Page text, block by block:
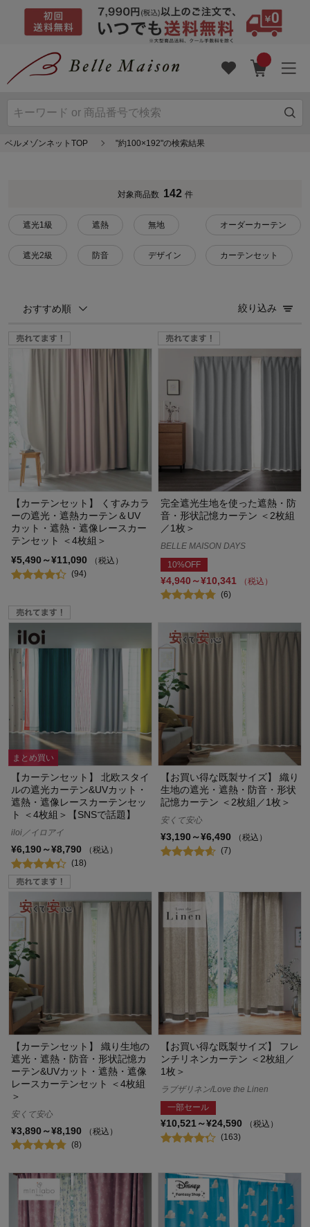
ベルメゾンネットTOP "約100×192"の検索結果
対象商品数 142 件
遮光1級
遮光2級
遮熱
防音
無地
デザイン
オーダーカーテン
カーテンセット
おすすめ順 絞り込み
【カーテンセット】 くすみカラ
ーの遮光・遮熱カーテン＆UV
カット・遮熱・遮像レースカー
テンセット ＜4枚組＞
¥5,490～¥11,090
（税込）
(94)
完全遮光生地を使った遮熱・防
音・形状記憶カーテン ＜2枚組
／1枚＞
BELLE MAISON DAYS
10%OFF
¥4,940～¥10,341
（税込）
(6)
まとめ買い
【カーテンセット】 北欧スタイ
ルの遮光カーテン&UVカット・
遮熱・遮像レースカーテンセッ
ト ＜4枚組＞【SNSで話題】
iloi／イロアイ
¥6,190～¥8,790
（税込）
(18)
【お買い得な既製サイズ】 織り
生地の遮光・遮熱・防音・形状
記憶カーテン ＜2枚組／1枚＞
安くて安心
¥3,190～¥6,490
（税込）
(7)
【カーテンセット】 織り生地の
遮光・遮熱・防音・形状記憶カ
ーテン&UVカット・遮熱・遮像
レースカーテンセット ＜4枚組
＞
安くて安心
¥3,890～¥8,190
（税込）
(8)
【お買い得な既製サイズ】 フレ
ンチリネンカーテン ＜2枚組／
1枚＞
ラブザリネン/Love the Linen
一部セール
¥10,521～¥24,590
（税込）
(163)